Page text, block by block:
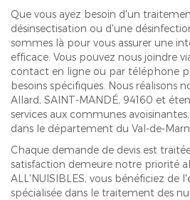
Que vous ayez besoin d'un
désinsectisation ou d'une
sommes là pour vous assurer une
efficace. Vous pouvez nous joindre
contact en ligne ou par téléphone
besoins spécifiques. Nous réalisons
Allard, SAINT-MANDÉ, 94160 et
services aux communes
dans le département du Val-de-
Chaque demande de devis est
satisfaction demeure notre priorité
ALL'NUISIBLES, vous bénéficiez de
spécialisée dans le traitement des